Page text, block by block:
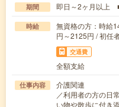
期間 即日～2ヶ月以上
時給
無資格の方：時給
円～2125円 / 初任
交通費
全額支給
仕事内容
介護関連
／利用者の方の日
い物や散歩に付き